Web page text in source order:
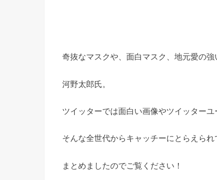
奇抜なマスクや、面白マスク、地元愛の
河野太郎氏。
ツイッターでは面白い画像やツイッター
そんな全世代からキャッチーにとらえら
まとめましたのでご覧ください！